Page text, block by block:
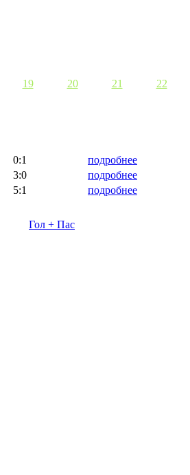
19 20 21 22
0:1
подробнее
3:0
подробнее
5:1 подробнее
Гол + Пас